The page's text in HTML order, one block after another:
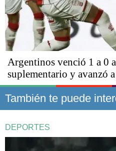
Argentinos venció 1 a 0
suplementario y avanzó
También te puede
DEPORTES